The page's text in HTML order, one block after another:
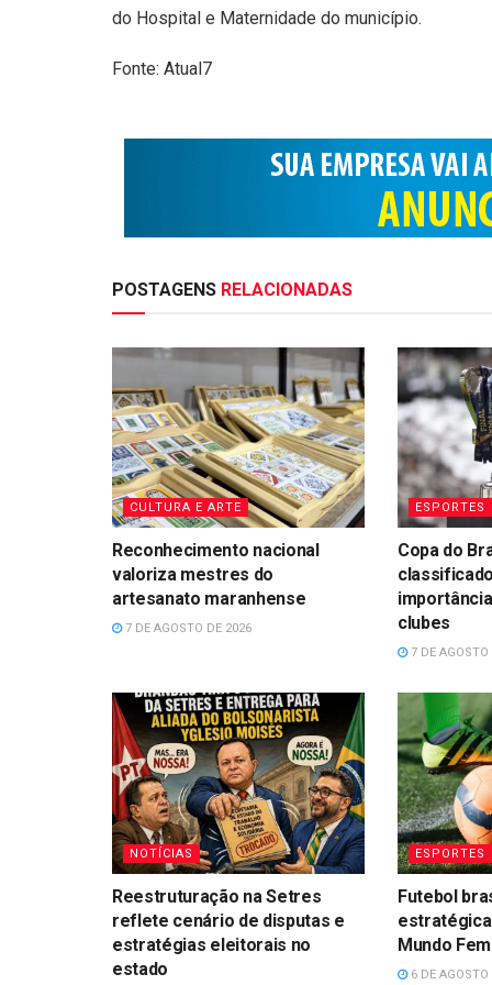
do Hospital e Maternidade do município.
Fonte: Atual7
POSTAGENS RELACIONADAS
CULTURA E ARTE
Reconhecimento nacional
valoriza mestres do
artesanato maranhense
7 DE AGOSTO DE 2026
ESPORTES
Copa do
clubes
7 DE AGOSTO
NOTÍCIAS
Reestruturação na Setres
reflete cenário de disputas e
estratégias eleitorais no
estado
ESPORTES
Futebol
Mundo
6 DE AGOSTO